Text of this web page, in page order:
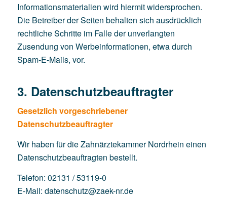
Informationsmaterialien wird hiermit widersprochen.
Die Betreiber der Seiten behalten sich ausdrücklich
rechtliche Schritte im Falle der unverlangten
Zusendung von Werbeinformationen, etwa durch
Spam-E-Mails, vor.
3. Datenschutzbeauftragter
Gesetzlich vorgeschriebener
Datenschutzbeauftragter
Wir haben für die Zahnärztekammer Nordrhein einen
Datenschutzbeauftragten bestellt.
Telefon: 02131 / 53119-0
E-Mail: datenschutz@zaek-nr.de